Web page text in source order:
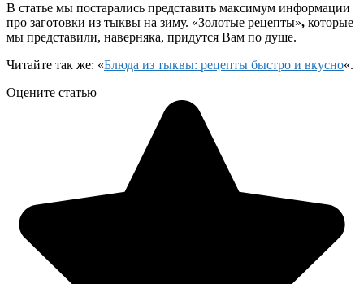
В статье мы постарались представить максимум информации
про заготовки из тыквы на зиму. «Золотые рецепты», которые
мы представили, наверняка, придутся Вам по душе.
Читайте так же: «Блюда из тыквы: рецепты быстро и вкусно«.
Оцените статью